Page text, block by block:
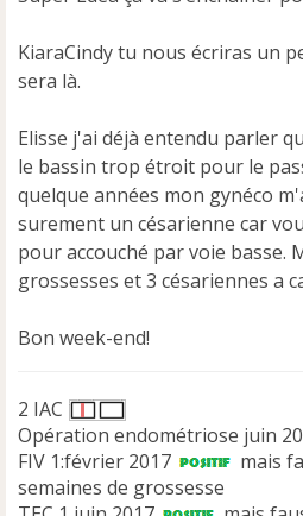
e
n
o
l
u
KiaraCindy tu nous écriras un
sera là.
Elisse j'ai déjà entendu parler
le bassin trop étroit pour le
quelque années mon gynéco
surement un césarienne car
pour accouché par voie basse.
grossesses et 3 césariennes a
Bon week-end!
2 IAC
Opération endométriose juin
FIV 1:février 2017
mais
semaines de grossesse